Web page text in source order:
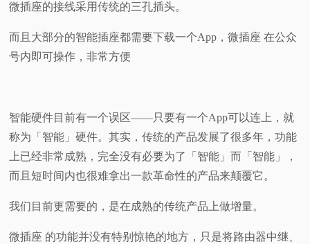
微插座的接线采用传统的三孔插头。
而且大部分的智能插座都需要下载一个App，微插座 在公众
号内即可操作，非常方便
智能硬件目前有一个误区——只要有一个App可以连上，就
称为「智能」硬件。其实，传统的产品发展了很多年，功能
上已经非常成熟，完全没有必要为了「智能」而「智能」，
而且短时间内也很难拿出一款革命性的产品来颠覆它。
我们目前更需要的，是在成熟的传统产品上做增量。
微插座 的功能并没有特别惊艳的地方，只是将路由器中继、